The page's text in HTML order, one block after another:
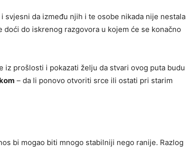
da između njih i te osobe nikada nije nestala
doći do iskrenog razgovora u kojem će se konačno
prošlosti i pokazati želju da stvari ovog puta budu
– da li ponovo otvoriti srce ili ostati pri starim
bi mogao biti mnogo stabilniji nego ranije. Razlog